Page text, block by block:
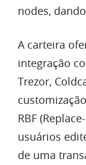
nodes,
A carteira
integração
Trezor,
RBF
usuários
de uma